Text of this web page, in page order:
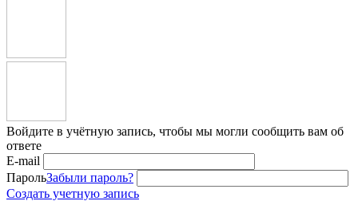
Войдите в учётную запись, чтобы мы могли сообщить вам об
ответе
E-mail
ПарольЗабыли пароль?
Создать учетную запись